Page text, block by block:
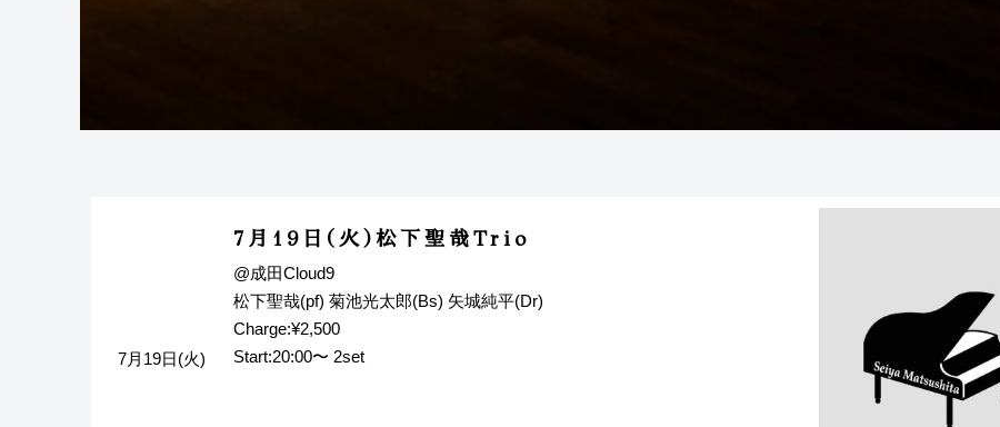
7月19日(火)
7月19日(火)松下聖哉Trio
@成田Cloud9
松下聖哉(pf) 菊池光太郎(Bs) 矢城純平(Dr)
Charge:¥2,500
Start:20:00〜 2set